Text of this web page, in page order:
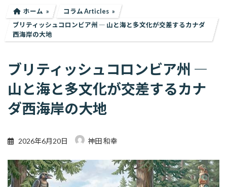
ホーム
コラム Articles
ブリティッシュコロンビア州 ― 山と海と多文化が交差するカナダ
西海岸の大地
ブリティッシュコロンビア州 ―
山と海と多文化が交差するカナ
ダ西海岸の大地
2026年6月20日 神田 和幸